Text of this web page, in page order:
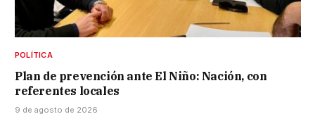
POLÍTICA
Plan de prevención ante El Niño: Nación, con
referentes locales
9 de agosto de 2026